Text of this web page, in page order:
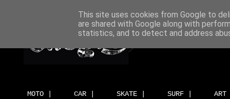
MOTO | CAR | SKATE | SURF |
This site uses cookies from Google to
are shared with Google along with
statistics, and to detect and address